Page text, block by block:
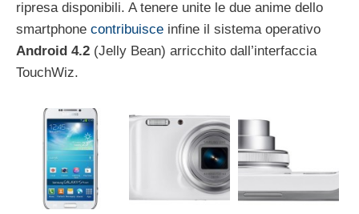
ripresa disponibili. A tenere unite le due anime dello
smartphone contribuisce infine il sistema operativo
Android 4.2 (Jelly Bean) arricchito dall’interfaccia
TouchWiz.